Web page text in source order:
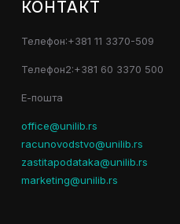
КОНТАКТ
Телефон:+381 11 3370-509
Телефон2:+381 60 3370 500
Е-пошта
office@unilib.rs
racunovodstvo@unilib.rs
zastitapodataka@unilib.rs
marketing@unilib.rs